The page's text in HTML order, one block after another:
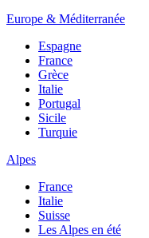
Europe & Méditerranée
Espagne
France
Grèce
Italie
Portugal
Sicile
Turquie
Alpes
France
Italie
Suisse
Les Alpes en été